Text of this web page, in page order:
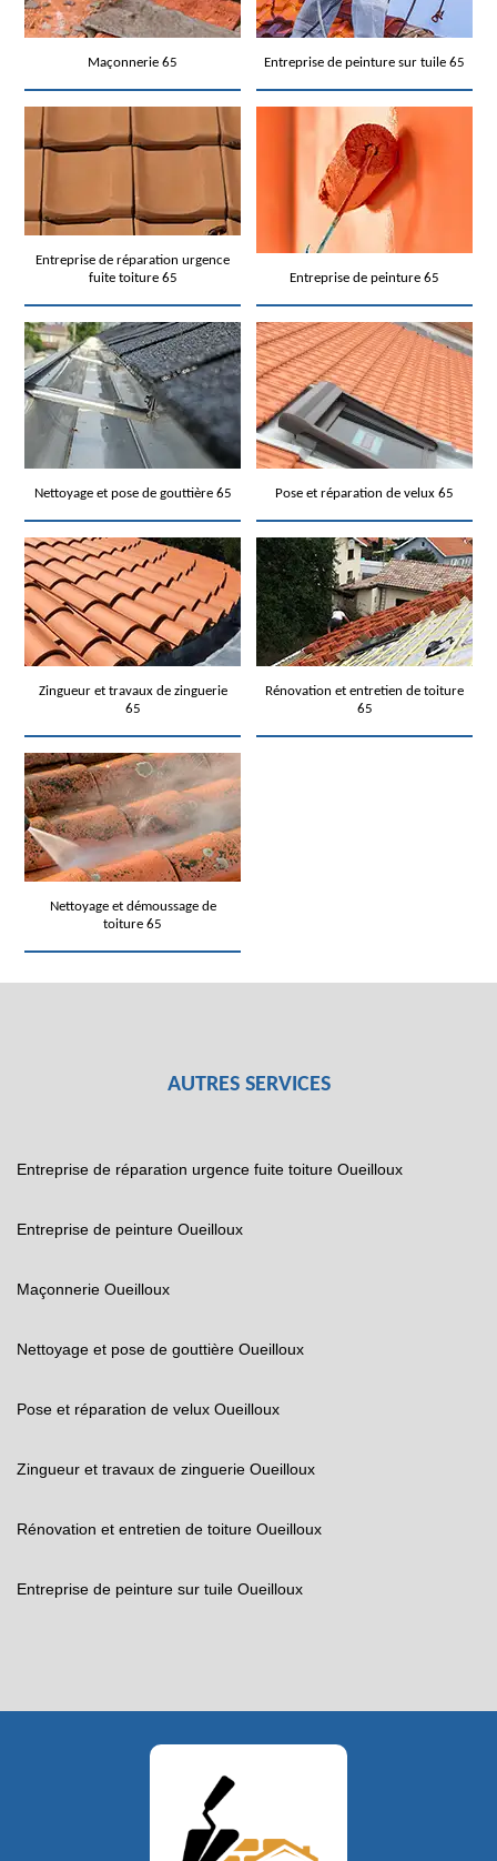
Maçonnerie 65 Entreprise de peinture sur tuile 65
Entreprise de réparation urgence
fuite toiture 65
Entreprise de peinture 65
Nettoyage et pose de gouttière 65 Pose et réparation de velux 65
Zingueur et travaux de zinguerie
65
Rénovation et entretien de toiture
65
Nettoyage et démoussage de
toiture 65
AUTRES SERVICES
Entreprise de réparation urgence fuite toiture Oueilloux
Entreprise de peinture Oueilloux
Maçonnerie Oueilloux
Nettoyage et pose de gouttière Oueilloux
Pose et réparation de velux Oueilloux
Zingueur et travaux de zinguerie Oueilloux
Rénovation et entretien de toiture Oueilloux
Entreprise de peinture sur tuile Oueilloux